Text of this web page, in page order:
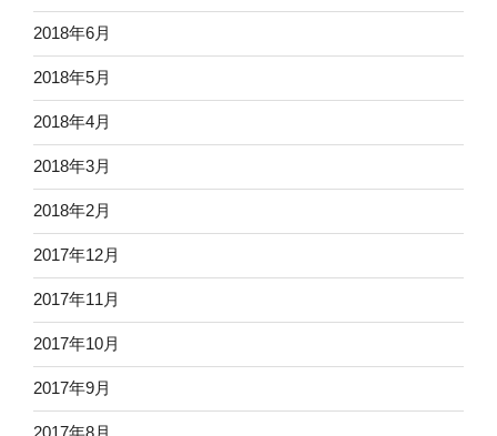
2018年6月
2018年5月
2018年4月
2018年3月
2018年2月
2017年12月
2017年11月
2017年10月
2017年9月